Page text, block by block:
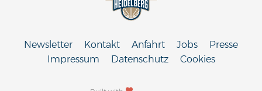
Newsletter Kontakt Anfahrt Jobs
Presse
Impressum
Datenschutz Cookies